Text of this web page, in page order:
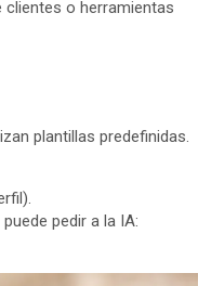
clientes o herramientas
plantillas predefinidas.
pedir a la IA: